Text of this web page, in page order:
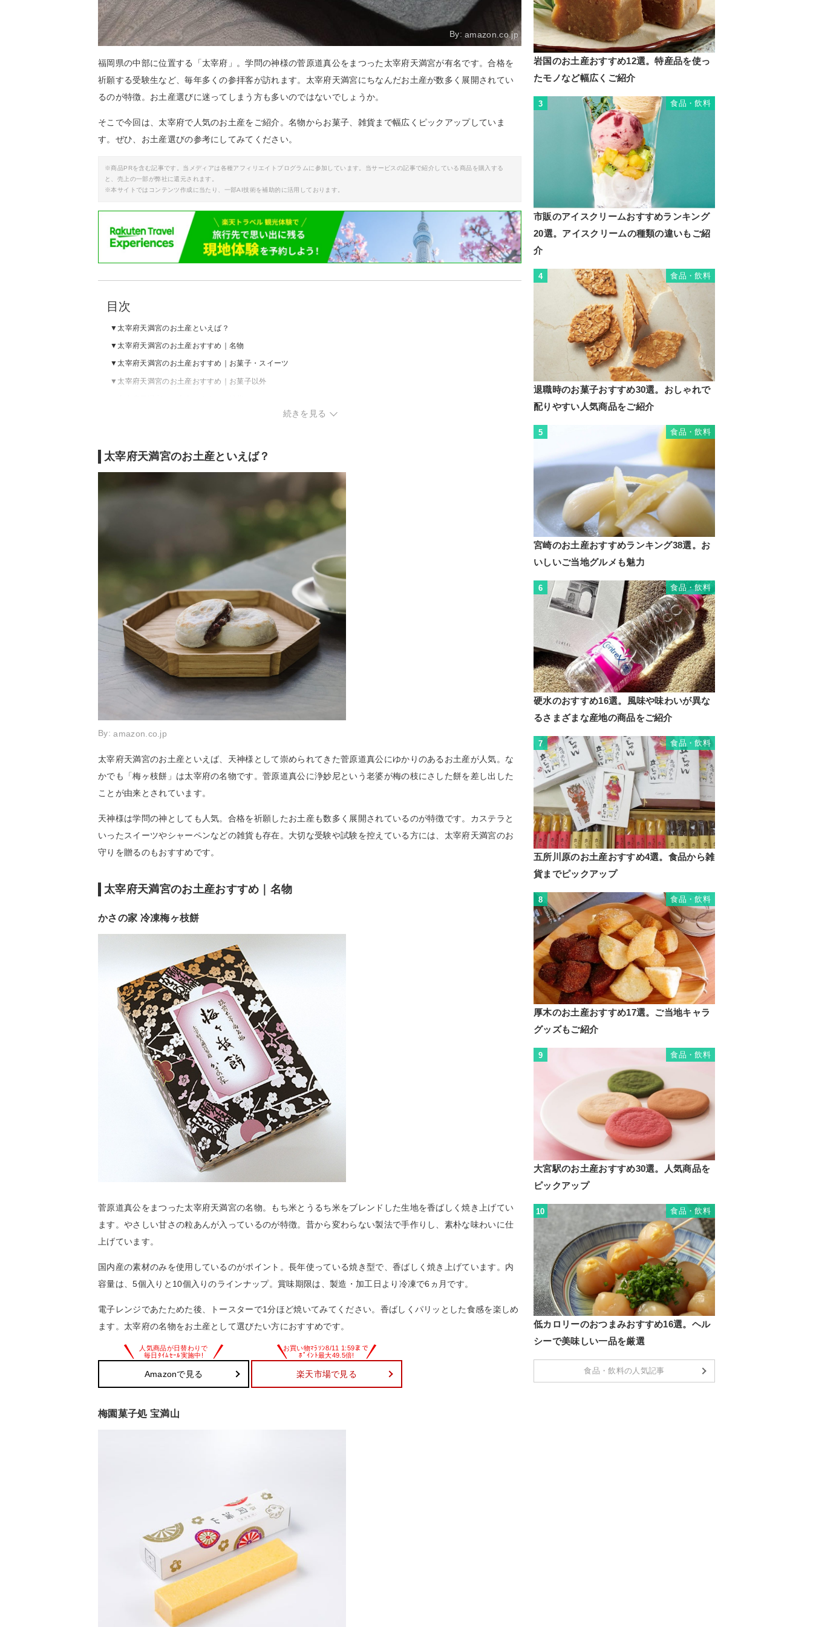
By:amazon.co.jp
福岡県の中部に位置する「太宰府」。学問の神様の菅原道真公をまつった太宰府天満宮が有名です。合格を
祈願する受験生など、毎年多くの参拝客が訪れます。太宰府天満宮にちなんだお土産が数多く展開されてい
るのが特徴。お土産選びに迷ってしまう方も多いのではないでしょうか。
そこで今回は、太宰府で人気のお土産をご紹介。名物からお菓子、雑貨まで幅広くピックアップしていま
す。ぜひ、お土産選びの参考にしてみてください。
※商品PRを含む記事です。当メディアは各種アフィリエイトプログラムに参加しています。当サービスの記事で紹介している商品を購入する
と、売上の一部が弊社に還元されます。
※本サイトではコンテンツ作成に当たり、一部AI技術を補助的に活用しております。
目次
太宰府天満宮のお土産といえば？
太宰府天満宮のお土産おすすめ｜名物
太宰府天満宮のお土産おすすめ｜お菓子・スイーツ
太宰府天満宮のお土産おすすめ｜お菓子以外
続きを見る
太宰府天満宮のお土産といえば？
By:amazon.co.jp
太宰府天満宮のお土産といえば、天神様として崇められてきた菅原道真公にゆかりのあるお土産が人気。な
かでも「梅ヶ枝餅」は太宰府の名物です。菅原道真公に浄妙尼という老婆が梅の枝にさした餅を差し出した
ことが由来とされています。
天神様は学問の神としても人気。合格を祈願したお土産も数多く展開されているのが特徴です。カステラと
いったスイーツやシャーペンなどの雑貨も存在。大切な受験や試験を控えている方には、太宰府天満宮のお
守りを贈るのもおすすめです。
太宰府天満宮のお土産おすすめ｜名物
かさの家 冷凍梅ヶ枝餅
菅原道真公をまつった太宰府天満宮の名物。もち米とうるち米をブレンドした生地を香ばしく焼き上げてい
ます。やさしい甘さの粒あんが入っているのが特徴。昔から変わらない製法で手作りし、素朴な味わいに仕
上げています。
国内産の素材のみを使用しているのがポイント。長年使っている焼き型で、香ばしく焼き上げています。内
容量は、5個入りと10個入りのラインナップ。賞味期限は、製造・加工日より冷凍で6ヵ月です。
電子レンジであたためた後、トースターで1分ほど焼いてみてください。香ばしくパリッとした食感を楽しめ
ます。太宰府の名物をお土産として選びたい方におすすめです。
Amazonで見る 楽天市場で見る
梅園菓子処 宝満山
岩国のお土産おすすめ12選。特産品を使っ
たモノなど幅広くご紹介
3 食品・飲料
市販のアイスクリームおすすめランキング
20選。アイスクリームの種類の違いもご紹
介
4 食品・飲料
退職時のお菓子おすすめ30選。おしゃれで
配りやすい人気商品をご紹介
5 食品・飲料
宮崎のお土産おすすめランキング38選。お
いしいご当地グルメも魅力
6 食品・飲料
硬水のおすすめ16選。風味や味わいが異な
るさまざまな産地の商品をご紹介
7 食品・飲料
五所川原のお土産おすすめ4選。食品から雑
貨までピックアップ
8 食品・飲料
厚木のお土産おすすめ17選。ご当地キャラ
グッズもご紹介
9 食品・飲料
大宮駅のお土産おすすめ30選。人気商品を
ピックアップ
10 食品・飲料
低カロリーのおつまみおすすめ16選。ヘル
シーで美味しい一品を厳選
食品・飲料の人気記事